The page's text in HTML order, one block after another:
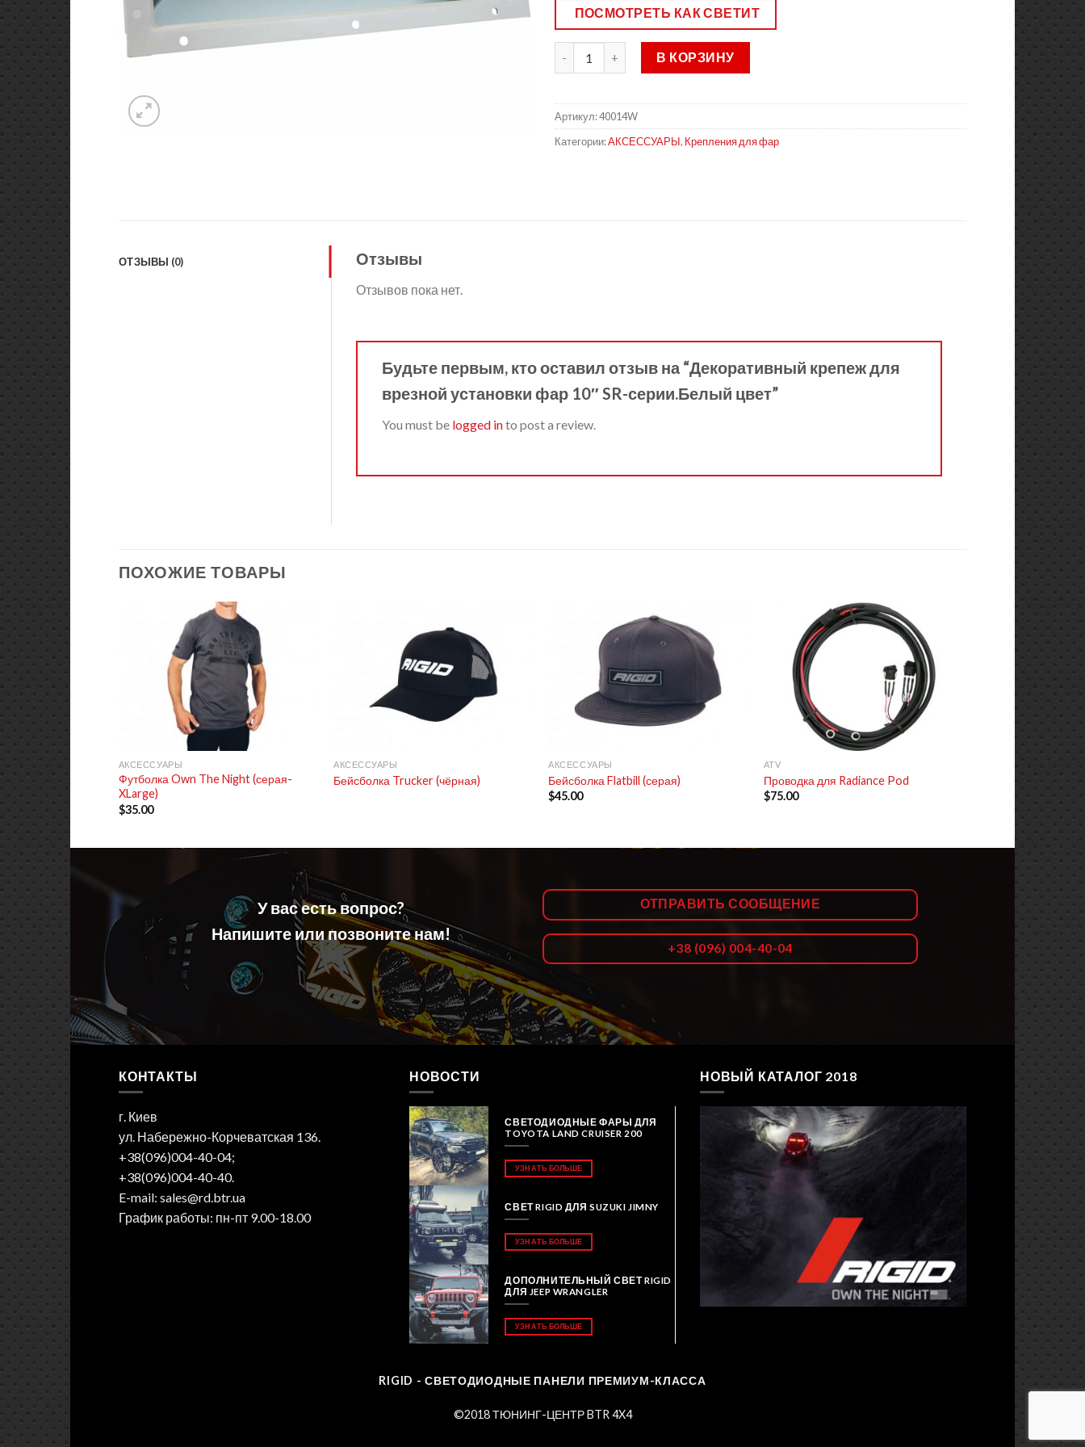
ПОСМОТРЕТЬ КАК СВЕТИТ
В КОРЗИНУ
Артикул:40014W
Категории:АКСЕССУАРЫ, Крепления для фар
ОТЗЫВЫ (0) Отзывы
Отзывов пока нет.
Будьте первым, кто оставил отзыв на “Декоративный крепеж для
врезной установки фар 10″ SR-серии.Белый цвет”
You must be logged into post a review.
ПОХОЖИЕ ТОВАРЫ
АКСЕССУАРЫ
Футболка Own The Night (серая-
XLarge)
$35.00
АКСЕССУАРЫ
Бейсболка Trucker (чёрная)
АКСЕССУАРЫ
Бейсболка Flatbill (серая)
$45.00
ATV
Проводка для Radiance Pod
$75.00
У вас есть вопрос?
Напишите или позвоните нам!
ОТПРАВИТЬ СООБЩЕНИЕ
+38 (096) 004-40-04
КОНТАКТЫ
г. Киев
ул. Набережно-Корчеватская 136.
+38(096)004-40-04;
+38(096)004-40-40.
E-mail: sales@rd.btr.ua
График работы: пн-пт 9.00-18.00
НОВОСТИ
СВЕТОДИОДНЫЕ ФАРЫ ДЛЯ
TOYOTA LAND CRUISER 200
УЗНАТЬ БОЛЬШЕ
СВЕТ RIGID ДЛЯ SUZUKI JIMNY
УЗНАТЬ БОЛЬШЕ
ДОПОЛНИТЕЛЬНЫЙ СВЕТ RIGID
ДЛЯ JEEP WRANGLER
УЗНАТЬ БОЛЬШЕ
НОВЫЙ КАТАЛОГ 2018
RIGID - СВЕТОДИОДНЫЕ ПАНЕЛИ ПРЕМИУМ-КЛАССА
©2018 ТЮНИНГ-ЦЕНТР BTR 4X4